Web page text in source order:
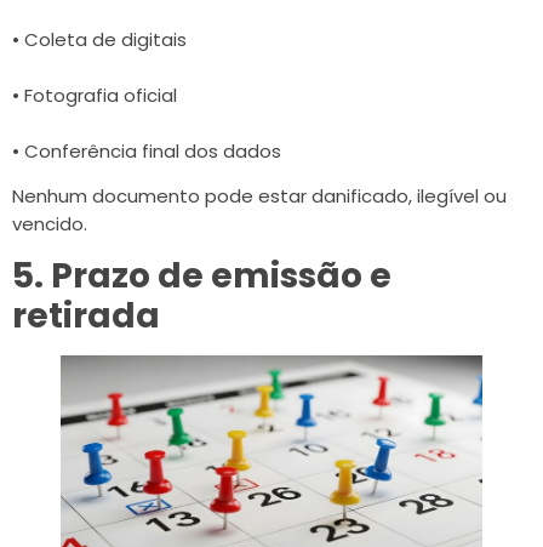
• Coleta de digitais
• Fotografia oficial
• Conferência final dos dados
Nenhum documento pode estar danificado, ilegível ou
vencido.
5. Prazo de emissão e
retirada